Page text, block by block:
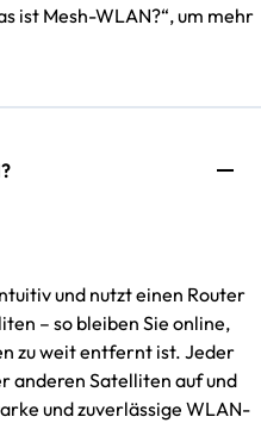
ist Mesh-WLAN?“, um mehr
und nutzt einen Router
– so bleiben Sie online,
zu weit entfernt ist. Jeder
anderen Satelliten auf und
und zuverlässige WLAN-